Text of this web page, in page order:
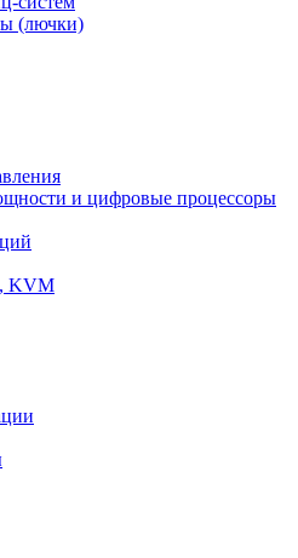
(лючки)
и цифровые процессоры
KVM